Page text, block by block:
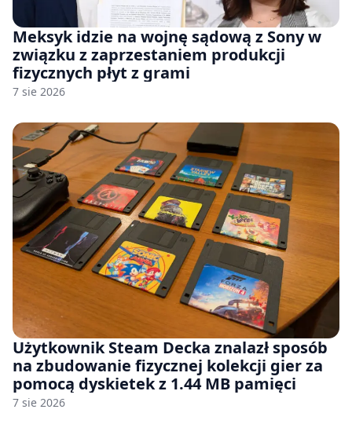
Meksyk idzie na wojnę sądową z Sony w
związku z zaprzestaniem produkcji
fizycznych płyt z grami
7 sie 2026
Użytkownik Steam Decka znalazł sposób
na zbudowanie fizycznej kolekcji gier za
pomocą dyskietek z 1.44 MB pamięci
7 sie 2026